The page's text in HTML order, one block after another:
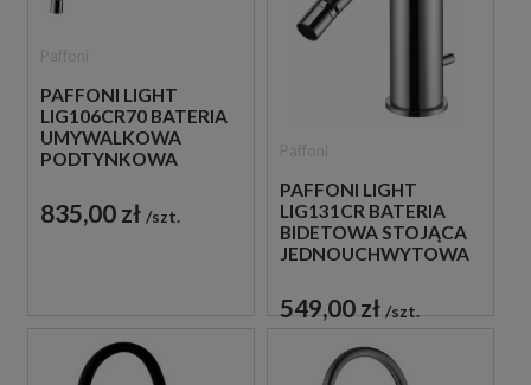
PAFFONI LIGHT
LIG106CR70 BATERIA
UMYWALKOWA
PODTYNKOWA
CHROM
835,00 zł szt.
PAFFONI LIGHT
LIG131CR BATERIA
BIDETOWA STOJĄCA
JEDNOUCHWYTOWA
549,00 zł szt.